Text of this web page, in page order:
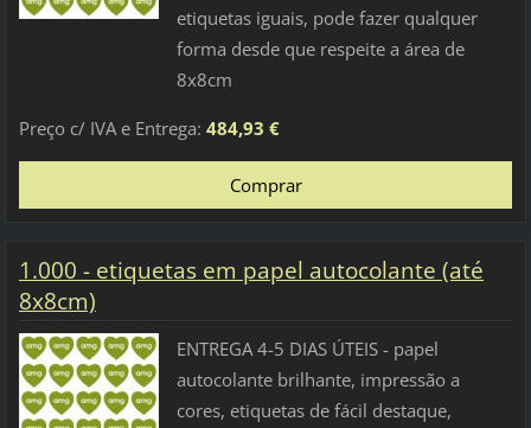
etiquetas iguais, pode fazer qualquer
forma desde que respeite a área de
8x8cm
Preço c/ IVA e Entrega: 484,93 €
1.000 - etiquetas em papel autocolante (até
8x8cm)
ENTREGA 4-5 DIAS ÚTEIS - papel
autocolante brilhante, impressão a
cores, etiquetas de fácil destaque,